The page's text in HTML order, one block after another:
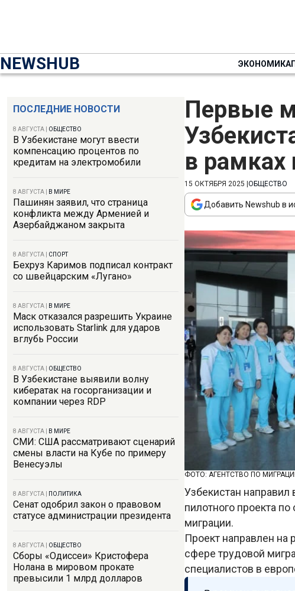
NEWSHUB ЭКОНОМИКА
ПОСЛЕДНИЕ НОВОСТИ
8 АВГУСТА ОБЩЕСТВО
В Узбекистане могут ввести
компенсацию процентов по
кредитам на электромобили
8 АВГУСТА В МИРЕ
Пашинян заявил, что страница
конфликта между Арменией и
Азербайджаном закрыта
8 АВГУСТА СПОРТ
Бехруз Каримов подписал контракт
со швейцарским «Лугано»
8 АВГУСТА В МИРЕ
Маск отказался разрешить Украине
использовать Starlink для ударов
вглубь России
8 АВГУСТА ОБЩЕСТВО
В Узбекистане выявили волну
кибератак на госорганизации и
компании через RDP
8 АВГУСТА В МИРЕ
СМИ: США рассматривают сценарий
смены власти на Кубе по примеру
Венесуэлы
8 АВГУСТА ПОЛИТИКА
Сенат одобрил закон о правовом
статусе администрации президента
8 АВГУСТА ОБЩЕСТВО
Сборы «Одиссеи» Кристофера
Нолана в мировом прокате
превысили 1 млрд долларов
Первые
в рамках
15 ОКТЯБРЯ 2025 ОБЩЕСТВО
Добавить Newshub в
ФОТО: АГЕНТСТВО ПО
Узбекистан
пилотного проекта
миграции.
Проект направлен на
сфере трудовой
специалистов в